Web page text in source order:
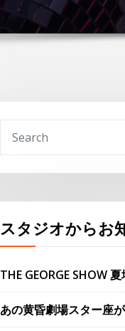
スタジオからお
THE GEORGE SHOW
あの黄昏劇場スター座